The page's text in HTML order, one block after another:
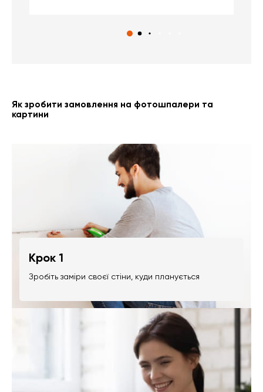
Як зробити замовлення на фотошпалери та
картини
Крок 1
Зробіть заміри своєї стіни, куди планується